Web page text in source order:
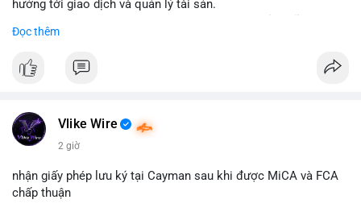
hưởng tới giao dịch và quản lý tài sản.
nhà đầu tư chuẩn bị chiến lược.
trong lĩnh vực blockchain.
$btc $eth
#vlikevn #titanbot
Đọc thêm
Vlike Wire
2 giờ
nhận giấy phép lưu ký tại Cayman sau khi được MiCA và FCA
chấp thuận